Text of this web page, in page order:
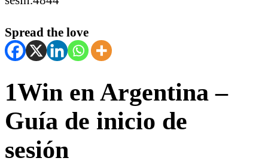
Spread the love
1Win en Argentina –
Guía de inicio de
sesión